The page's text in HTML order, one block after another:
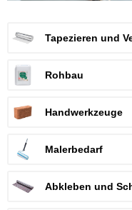
Tapezieren und
Rohbau
Handwerkzeuge
Malerbedarf
Abkleben und